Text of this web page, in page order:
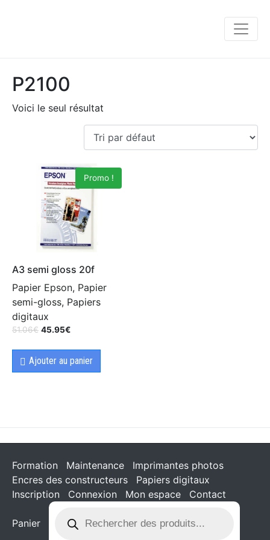
P2100
Voici le seul résultat
Promo !
A3 semi gloss 20f
Papier Epson, Papier
semi-gloss, Papiers
digitaux
51.06€ 45.95€
Ajouter au panier
Formation Maintenance
Imprimantes photos
Encres des constructeurs
Papiers digitaux
Inscription
Connexion Mon espace Contact
Panier